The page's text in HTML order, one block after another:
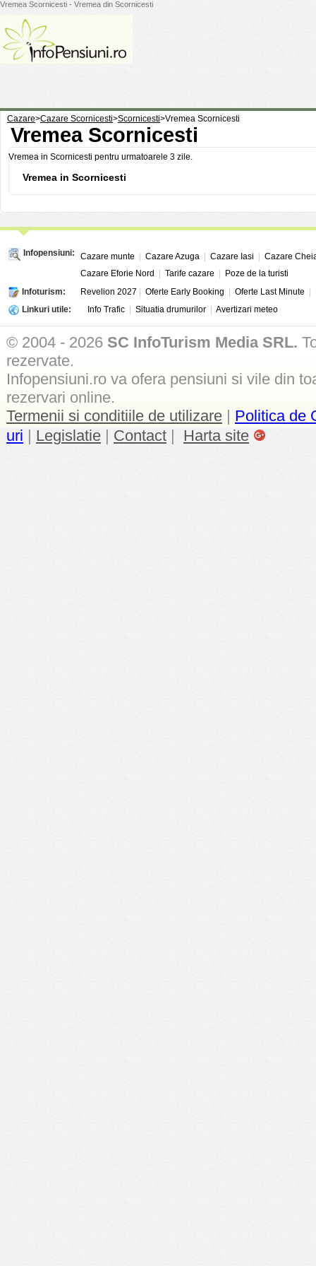
Vremea Scornicesti - Vremea din Scornicesti
Cazare>Cazare Scornicesti>Scornicesti>Vremea Scornicesti
Vremea Scornicesti
Vremea in Scornicesti pentru urmatoarele 3 zile.
Vremea in Scornicesti
Infopensiuni: Cazare munte Cazare Azuga Cazare Iasi
Cazare
Cazare Eforie Nord
Tarife cazare
Poze de la turisti
Infoturism:
Revelion 2027 Oferte Early Booking Oferte Last Minute
Linkuri utile:
Info Trafic Situatia drumurilor Avertizari meteo
© 2004 - 2026 SC InfoTurism Media SRL.
rezervate.
Infopensiuni.ro va ofera pensiuni si vile din
rezervari online.
Termenii si conditiile de utilizare | Politica de
uri | Legislatie | Contact | Harta site